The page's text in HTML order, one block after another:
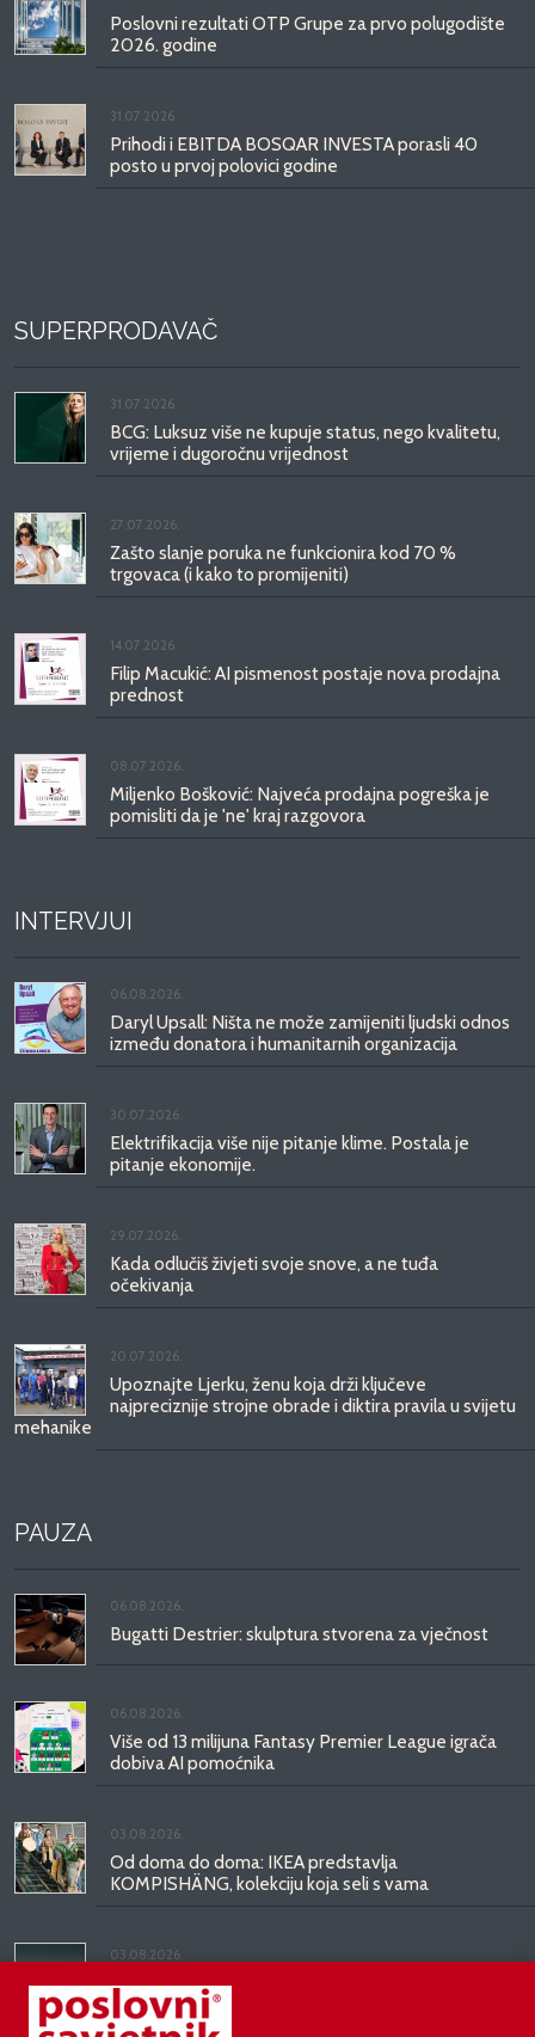
Poslovni rezultati OTP Grupe za prvo polugodište
2026. godine
31.07.2026.
Prihodi i EBITDA BOSQAR INVESTA porasli 40
posto u prvoj polovici godine
SUPERPRODAVAČ
31.07.2026.
BCG: Luksuz više ne kupuje status, nego kvalitetu,
vrijeme i dugoročnu vrijednost
27.07.2026.
Zašto slanje poruka ne funkcionira kod 70 %
trgovaca (i kako to promijeniti)
14.07.2026.
Filip Macukić: AI pismenost postaje nova prodajna
prednost
08.07.2026.
Miljenko Bošković: Najveća prodajna pogreška je
pomisliti da je 'ne' kraj razgovora
INTERVJUI
06.08.2026.
Daryl Upsall: Ništa ne može zamijeniti ljudski odnos
između donatora i humanitarnih organizacija
30.07.2026.
Elektrifikacija više nije pitanje klime. Postala je
pitanje ekonomije.
29.07.2026.
Kada odlučiš živjeti svoje snove, a ne tuđa
očekivanja
20.07.2026.
Upoznajte Ljerku, ženu koja drži ključeve
najpreciznije strojne obrade i diktira pravila u svijetu
mehanike
PAUZA
06.08.2026.
Bugatti Destrier: skulptura stvorena za vječnost
06.08.2026.
Više od 13 milijuna Fantasy Premier League igrača
dobiva AI pomoćnika
03.08.2026.
Od doma do doma: IKEA predstavlja
KOMPISHÄNG, kolekciju koja seli s vama
03.08.2026.
Kineski BYD predstavio luksuznu limuzinu veću od
Mercedesove S-klase, obećava domet do 1.000
kilometara